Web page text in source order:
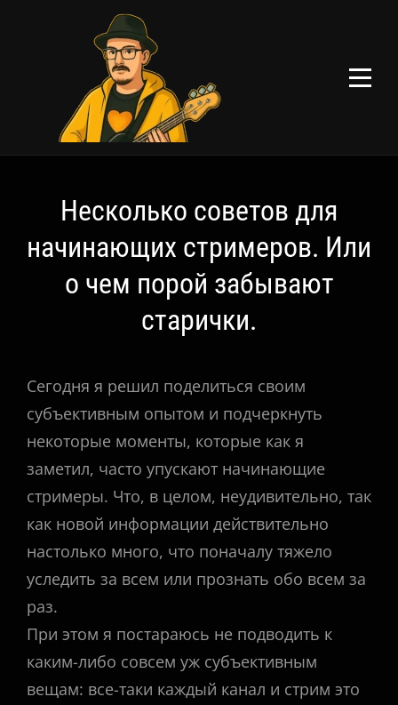
содержимому
Несколько советов для
начинающих стримеров. Или
о чем порой забывают
старички.
Сегодня я решил поделиться своим
субъективным опытом и подчеркнуть
некоторые моменты, которые как я
заметил, часто упускают начинающие
стримеры. Что, в целом, неудивительно, так
как новой информации действительно
настолько много, что поначалу тяжело
уследить за всем или прознать обо всем за
раз.
При этом я постараюсь не подводить к
каким-либо совсем уж субъективным
вещам: все-таки каждый канал и стрим это
Навигация
по
записям